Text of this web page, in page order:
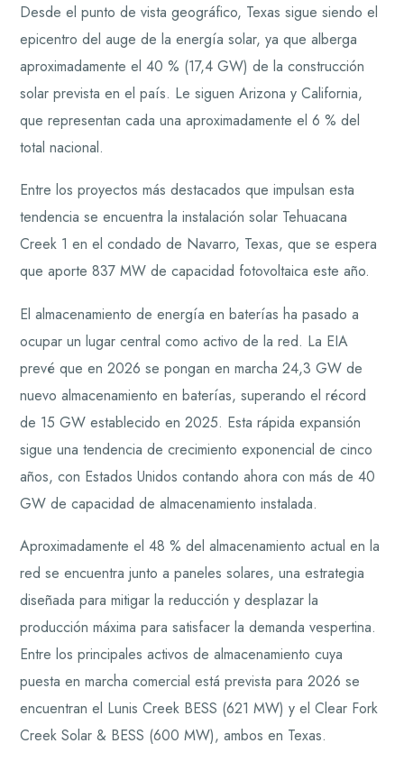
Desde el punto de vista geográfico, Texas sigue siendo el
epicentro del auge de la energía solar, ya que alberga
aproximadamente el 40 % (17,4 GW) de la construcción
solar prevista en el país. Le siguen Arizona y California,
que representan cada una aproximadamente el 6 % del
total nacional.
Entre los proyectos más destacados que impulsan esta
tendencia se encuentra la instalación solar Tehuacana
Creek 1 en el condado de Navarro, Texas, que se espera
que aporte 837 MW de capacidad fotovoltaica este año.
El almacenamiento de energía en baterías ha pasado a
ocupar un lugar central como activo de la red. La EIA
prevé que en 2026 se pongan en marcha 24,3 GW de
nuevo almacenamiento en baterías, superando el récord
de 15 GW establecido en 2025. Esta rápida expansión
sigue una tendencia de crecimiento exponencial de cinco
años, con Estados Unidos contando ahora con más de 40
GW de capacidad de almacenamiento instalada.
Aproximadamente el 48 % del almacenamiento actual en la
red se encuentra junto a paneles solares, una estrategia
diseñada para mitigar la reducción y desplazar la
producción máxima para satisfacer la demanda vespertina.
Entre los principales activos de almacenamiento cuya
puesta en marcha comercial está prevista para 2026 se
encuentran el Lunis Creek BESS (621 MW) y el Clear Fork
Creek Solar & BESS (600 MW), ambos en Texas.